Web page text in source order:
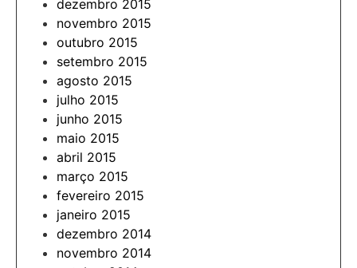
dezembro 2015
novembro 2015
outubro 2015
setembro 2015
agosto 2015
julho 2015
junho 2015
maio 2015
abril 2015
março 2015
fevereiro 2015
janeiro 2015
dezembro 2014
novembro 2014